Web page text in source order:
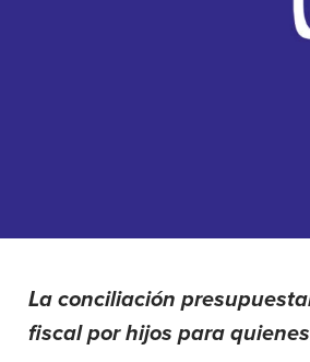
La conciliación
fiscal por hijos para